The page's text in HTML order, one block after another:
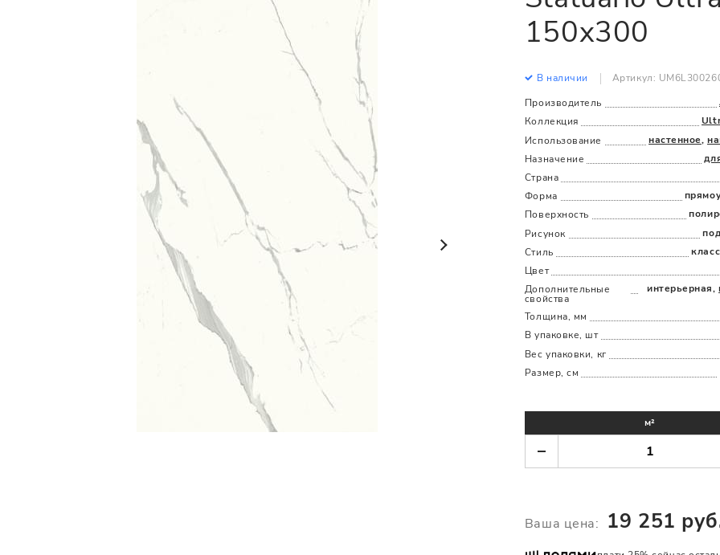
Все
Посмотреть всю керамическую плитку
Посмотреть весь керамогранит
Посмотреть всю мозаику
150x300
В наличии
Артикул:
Производитель
Коллекция
Использование
настенное,
Назначение
Страна
Форма
Поверхность
Рисунок
Стиль
Цвет
Дополнительные
cвойства
интерьерная,
Толщина, мм
В упаковке, шт
Вес упаковки, кг
Размер, см
м²
Ваша цена: 19 251